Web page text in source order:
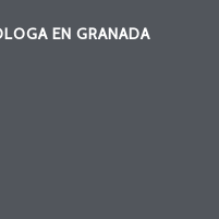
EN GRANADA